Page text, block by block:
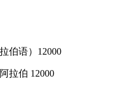
伯语）12000
拉伯 12000